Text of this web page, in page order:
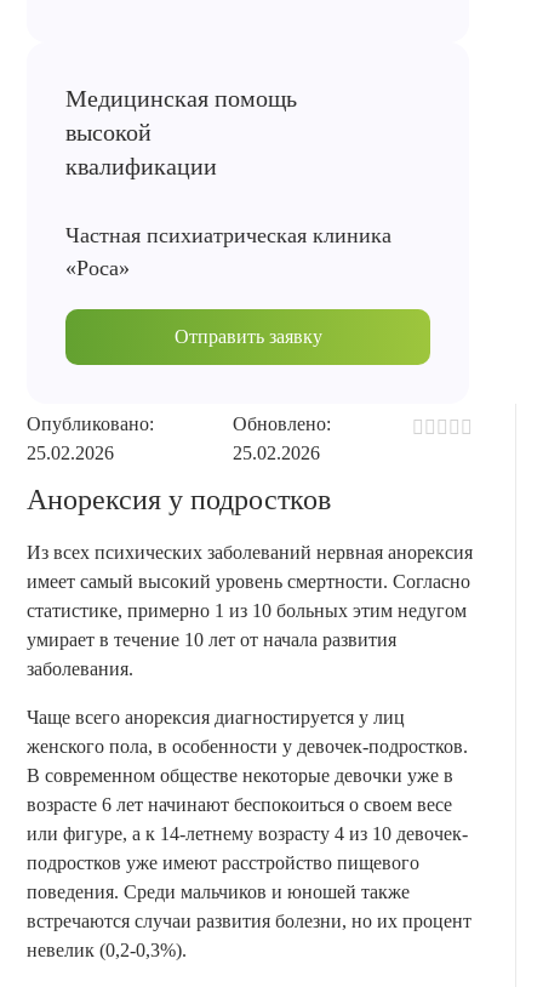
Опубликовано:
25.02.2026
Обновлено:
25.02.2026
Анорексия у подростков
Из всех психических заболеваний нервная анорексия
имеет самый высокий уровень смертности. Согласно
статистике, примерно 1 из 10 больных этим недугом
умирает в течение 10 лет от начала развития
заболевания.
Чаще всего анорексия диагностируется у лиц
женского пола, в особенности у девочек-подростков.
В современном обществе некоторые девочки уже в
возрасте 6 лет начинают беспокоиться о своем весе
или фигуре, а к 14-летнему возрасту 4 из 10 девочек-
подростков уже имеют расстройство пищевого
поведения. Среди мальчиков и юношей также
встречаются случаи развития болезни, но их процент
невелик (0,2-0,3%).
Частная психиатрическая клиника
«Роса»
Отправить заявку